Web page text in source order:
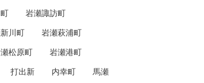
岩瀬諏訪町
川町
岩瀬萩浦町
松原町
岩瀬港町
打出新 内幸町
馬瀬